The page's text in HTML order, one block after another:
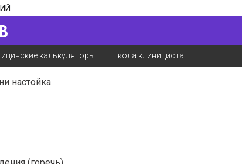
калькуляторы Школа клинициста
настойка